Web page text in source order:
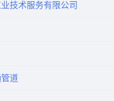
技术服务有限公司
道